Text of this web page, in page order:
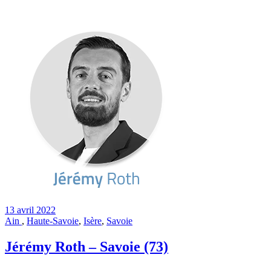
13 avril 2022
Ain , Haute-Savoie, Isère, Savoie
Jérémy Roth – Savoie (73)